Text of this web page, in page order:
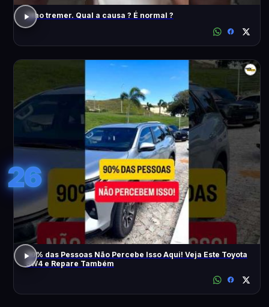
Olho tremer. Qual a causa ? É normal ?
26
90% das Pessoas Não Percebe Isso Aqui! Veja Este Toyota
SW4 e Repare Também